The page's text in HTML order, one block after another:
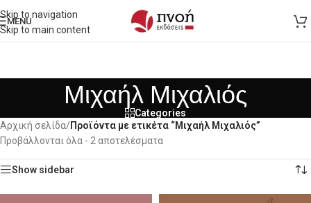
Skip to navigation
Skip to main content
MENU
Μιχαήλ Μιχαλιός
Categories
Αρχική σελίδα/Προϊόντα με ετικέτα “Μιχαήλ Μιχαλιός”
Προβάλλονται όλα - 2 αποτελέσματα
Show sidebar